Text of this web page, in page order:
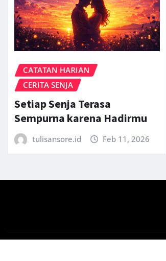
CATATAN HARIAN
CERITA SENJA
Setiap Senja Terasa
Sempurna karena Hadirmu
tulisansore.id Feb 11, 2026